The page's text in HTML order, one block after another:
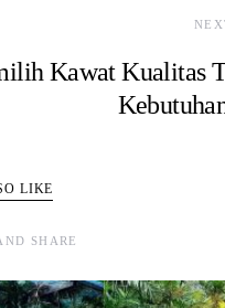
Kawat Kualitas
LIKE
SHARE